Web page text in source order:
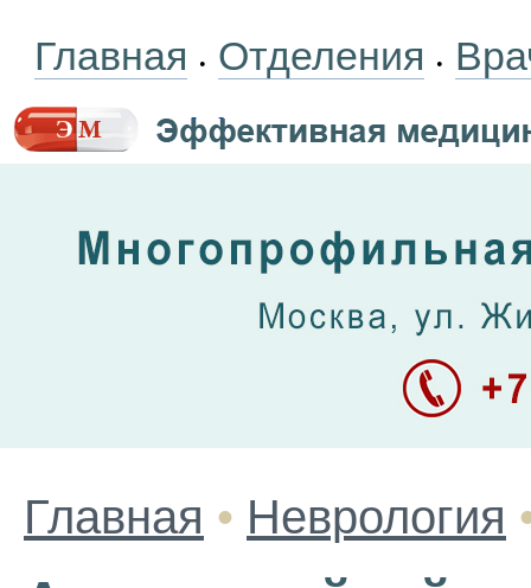
Главная • Отделения •
Главная • Неврология